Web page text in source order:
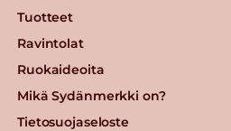
Tuotteet
Ravintolat
Ruokaideoita
Mikä Sydänmerkki on?
Tietosuojaseloste